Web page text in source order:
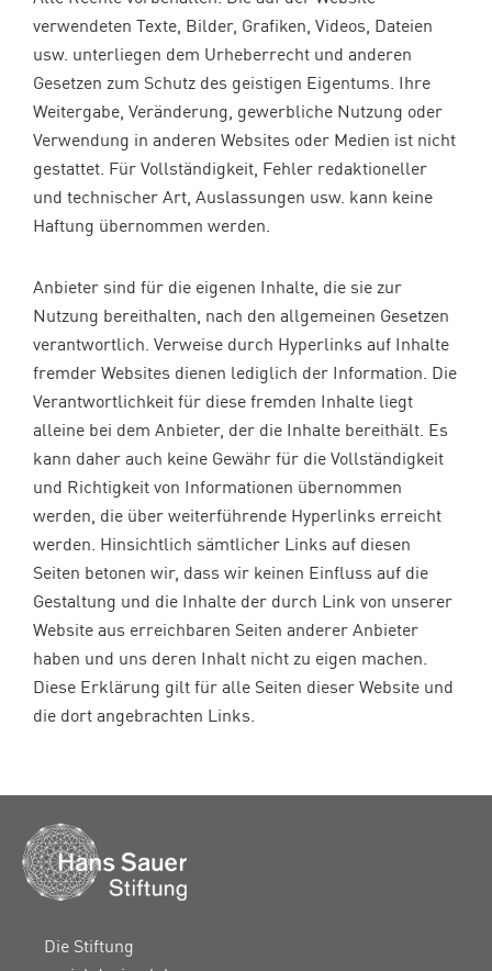
verwendeten Texte, Bilder, Grafiken, Videos, Dateien
usw. unterliegen dem Urheberrecht und anderen
Gesetzen zum Schutz des geistigen Eigentums. Ihre
Weitergabe, Veränderung, gewerbliche Nutzung oder
Verwendung in anderen Websites oder Medien ist nicht
gestattet. Für Vollständigkeit, Fehler redaktioneller
und technischer Art, Auslassungen usw. kann keine
Haftung übernommen werden.
Anbieter sind für die eigenen Inhalte, die sie zur
Nutzung bereithalten, nach den allgemeinen Gesetzen
verantwortlich. Verweise durch Hyperlinks auf Inhalte
fremder Websites dienen lediglich der Information. Die
Verantwortlichkeit für diese fremden Inhalte liegt
alleine bei dem Anbieter, der die Inhalte bereithält. Es
kann daher auch keine Gewähr für die Vollständigkeit
und Richtigkeit von Informationen übernommen
werden, die über weiterführende Hyperlinks erreicht
werden. Hinsichtlich sämtlicher Links auf diesen
Seiten betonen wir, dass wir keinen Einfluss auf die
Gestaltung und die Inhalte der durch Link von unserer
Website aus erreichbaren Seiten anderer Anbieter
haben und uns deren Inhalt nicht zu eigen machen.
Diese Erklärung gilt für alle Seiten dieser Website und
die dort angebrachten Links.
Die Stiftung